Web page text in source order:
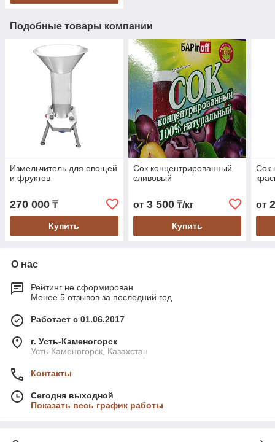
Подобные товары компании
Измельчитель для овощей
и фруктов
270 000 ₸
Купить
Сок концентрированный
сливовый
от 3 500₸/кг
Купить
Сок
от
О нас
Рейтинг не сформирован
Менее 5 отзывов за последний год
Работает с 01.06.2017
г. Усть-Каменогорск
Усть-Каменогорск, Казахстан
Контакты
Сегодня выходной
Показать весь график работы